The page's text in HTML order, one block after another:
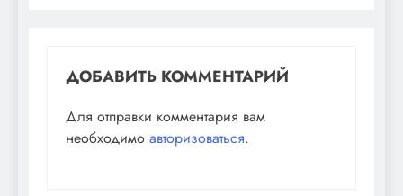
ДОБАВИТЬ КОММЕНТАРИЙ
Для отправки комментария вам
необходимо авторизоваться.